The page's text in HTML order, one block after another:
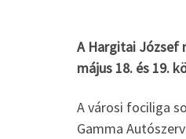
A Hargitai József
május 18. és 19.
A városi fociliga
Gamma